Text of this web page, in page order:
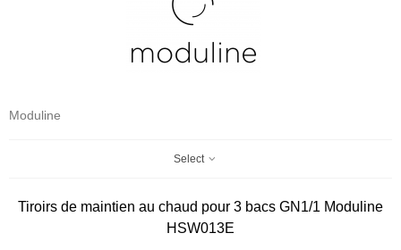
Moduline
Select
Tiroirs de maintien au chaud pour 3 bacs GN1/1 Moduline
HSW013E